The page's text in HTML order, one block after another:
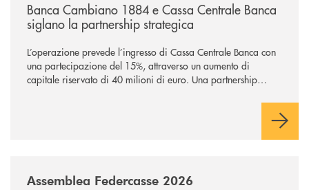
Banca Cambiano 1884 e Cassa Centrale Banca
siglano la partnership strategica
L’operazione prevede l’ingresso di Cassa Centrale Banca con
una partecipazione del 15%, attraverso un aumento di
capitale riservato di 40 milioni di euro. Una partnership
comuni e sulla prossimità ai territori, per ampliare l’offerta e
Assemblea Federcasse 2026